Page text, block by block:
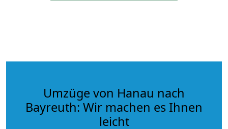
Umzüge von Hanau nach
Bayreuth: Wir machen es Ihnen
leicht